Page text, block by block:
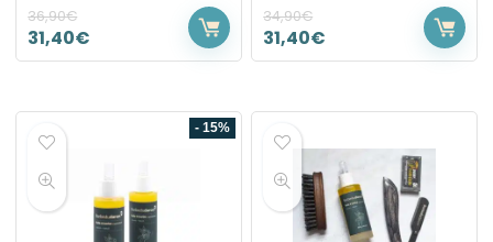
36,90€
31,40€
34,90€
31,40€
- 15%